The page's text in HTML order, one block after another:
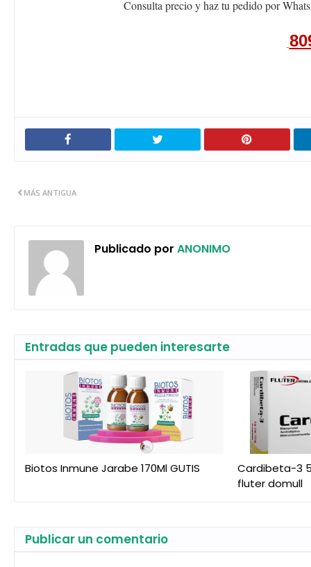
Consulta precio y haz tu pedido por
MÁS ANTIGUA
Publicado por ANONIMO
Entradas que pueden interesarte
Biotos Inmune Jarabe 170Ml GUTIS
Cardibeta-3
fluter domull
Publicar un comentario